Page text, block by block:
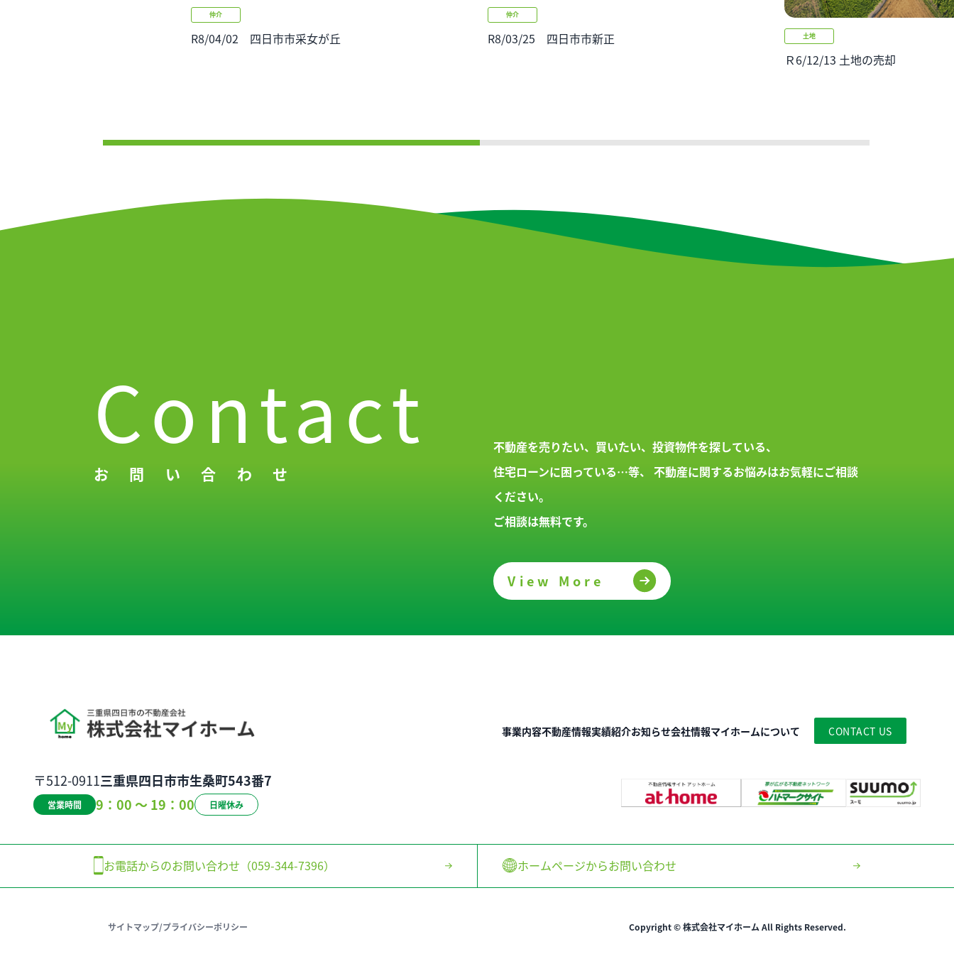
仲介
R8/04/02 四日市市采女が丘
仲介
R8/03/25 四日市市新正 土地
Ｒ6/12/13 土地の売却
Contact
お問い合わせ
不動産を売りたい、買いたい、投資物件を探している、
住宅ローンに困っている…等、
不動産に関するお悩みはお気軽にご相談
ください。
ご相談は無料です。
View More
事業内容不動産情報実績紹介お知らせ会社情報マイホームについて CONTACT US
〒512-0911三重県四日市市生桑町543番7
営業時間 9：00 ～ 19：00 日曜休み
お電話からのお問い合わせ（059-344-7396） ホームページからお問い合わせ
サイトマップ/プライバシーポリシー Copyright © 株式会社マイホーム All Rights Reserved.